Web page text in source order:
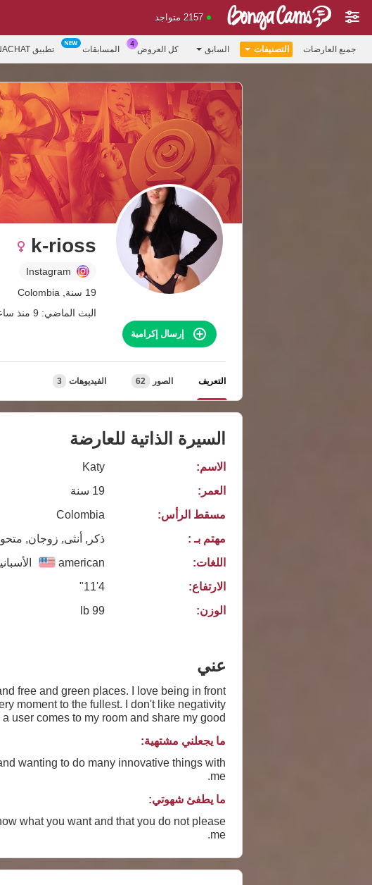
2157 متواجد
جميع العارضات التصنيفات السابق كل العروض المسابقات تطبيق DIANACHAT
k-rioss
Instagram
19 سنة, Colombia
البث الماضي: 9 منذ ساعات
إرسال إكرامية
التعريف الصور 62 الفيديوهات 3
السيرة الذاتية للعارضة
الاسم:
Katy
العمر:
19 سنة
مسقط الرأس:
Colombia
مهتم بـ :
ذكر, أنثى, زوجان,
اللغات:
american
الارتفاع:
4'11"
الوزن:
99 lb
عني
free and green places. I love being in front
moment to the fullest. I don't like negativity
user comes to my room and share my good
you.
ما يجعلني مشتهية:
wanting to do many innovative things with
me.
ما يطفئ شهوتي:
what you want and that you do not please
me.